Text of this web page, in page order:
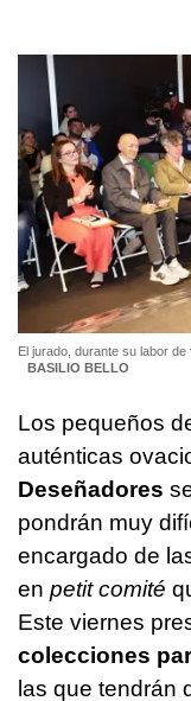
El jurado, durante su labor
BASILIO BELLO
Los pequeños
auténticas
Deseñadores
pondrán muy
encargado de
en petit comité
Este viernes
colecciones
las que tendrán